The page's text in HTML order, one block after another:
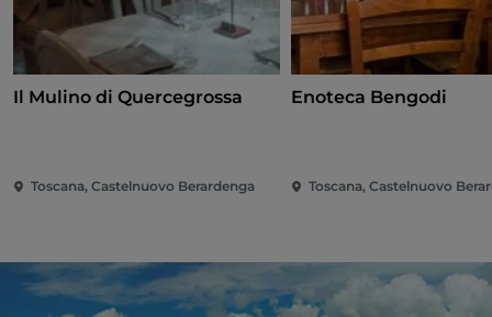
Il Mulino di Quercegrossa
Toscana, Castelnuovo Berardenga
Enoteca Bengodi
Toscana, Castelnuovo